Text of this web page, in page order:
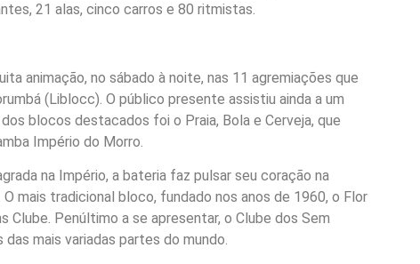
21 alas, cinco carros e 80 ritmistas.
animação, no sábado à noite, nas 11 agremiações que
(Liblocc). O público presente assistiu ainda a um
blocos destacados foi o Praia, Bola e Cerveja, que
Império do Morro.
na Império, a bateria faz pulsar seu coração na
mais tradicional bloco, fundado nos anos de 1960, o Flor
Clube. Penúltimo a se apresentar, o Clube dos Sem
mais variadas partes do mundo.